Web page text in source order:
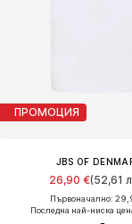
ПРОМОЦИЯ
JBS OF
26,90 €(52,61
Първоначално:
Последна най-ниска